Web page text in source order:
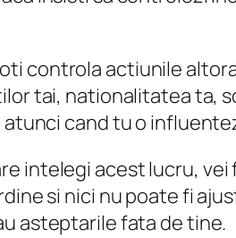
controla actiunile
tai, nationalitatea ta,
atunci cand tu o
intelegi acest lucru,
si nici nu poate fi
asteptarile fata de tine.